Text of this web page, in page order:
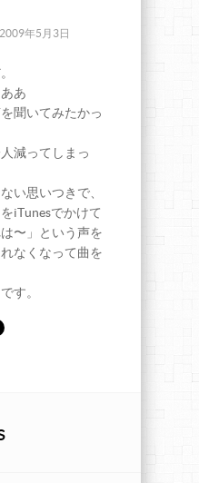
2009年5月3日
あ
聞いてみたかっ
減ってしまっ
い思いつきで、
iTunesでかけて
〜」という声を
なくなって曲を
す。